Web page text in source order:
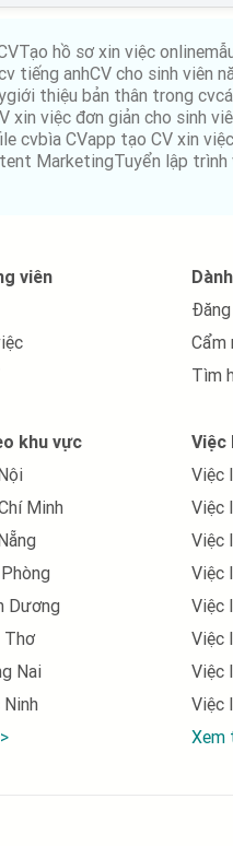
làm tại An Giang
làm tại Bà Rịa Vũng Tàu
làm tại Bắc Giang
việc làm tại Bắc Kạn
làm tại Bến Tre
làm tại Bình Phước
việc làm tại Bình Thuận
làm tại Cà Mau
làm tại Cao Bằng
làm tại Gia Lai
làm tại Hà Nam
làm tại Hà Tĩnh
Tạo hồ sơ xin việc online
tiếng anhCV cho sinh viên
giới thiệu bản thân trong cv
xin việc đơn giản cho sinh
cvbìa CVapp tạo CV xin việc
MarketingTuyển lập trình
viên
khu vực
Minh
Dương
Thơ
Nai
Cẩm
Tìm
Việc
Việc
Việc
Việc
Việc
Việc
Việc
Việc
Việc
Xem